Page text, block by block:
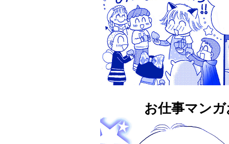
お仕事マン